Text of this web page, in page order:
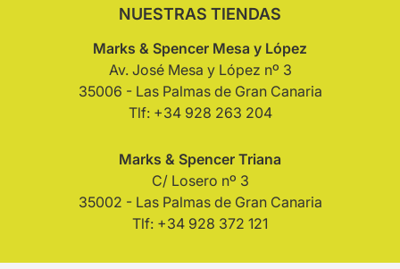
NUESTRAS TIENDAS
Marks & Spencer Mesa y López
Av. José Mesa y López nº 3
35006 - Las Palmas de Gran Canaria
Tlf: +34 928 263 204
Marks & Spencer Triana
C/ Losero nº 3
35002 - Las Palmas de Gran Canaria
Tlf: +34 928 372 121